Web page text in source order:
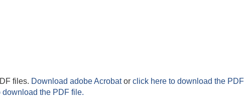
files. Download adobe Acrobator click here to download the PDF
download the PDF file.